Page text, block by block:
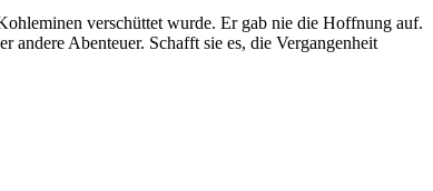
verschüttet wurde. Er gab nie die Hoffnung auf.
Abenteuer. Schafft sie es, die Vergangenheit